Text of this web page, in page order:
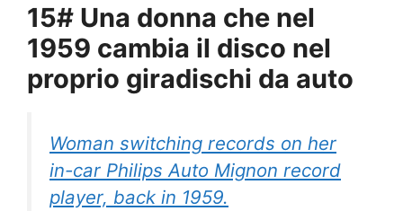
15# Una donna che nel
1959 cambia il disco nel
proprio giradischi da auto
Woman switching records on her
in-car Philips Auto Mignon record
player, back in 1959.